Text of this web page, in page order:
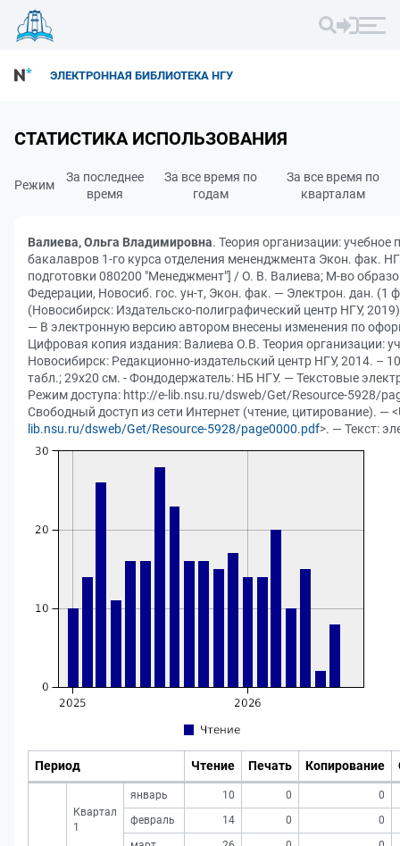
ЭЛЕКТРОННАЯ БИБЛИОТЕКА НГУ
СТАТИСТИКА ИСПОЛЬЗОВАНИЯ
Режим
За последнее
время
За все время по
годам
За все время по
кварталам
Валиева, Ольга Владимировна. Теория организации: учебное
бакалавров 1-го курса отделения мененджмента Экон. фак.
подготовки 080200 "Менеджмент"] / О. В. Валиева; М-во
Федерации, Новосиб. гос. ун-т, Экон. фак. — Электрон. дан. (1
(Новосибирск: Издательско-полиграфический центр НГУ,
— В электронную версию автором внесены изменения по
Цифровая копия издания: Валиева О.В. Теория организации:
Новосибирск: Редакционно-издательский центр НГУ, 2014. –
табл.; 29x20 см. - Фондодержатель: НБ НГУ. — Текстовые
Режим доступа: http://e-lib.nsu.ru/dsweb/Get/Resource-5928/
Свободный доступ из сети Интернет (чтение, цитирование). —
lib.nsu.ru/dsweb/Get/Resource-5928/page0000.pdf>. — Текст:
Период Чтение Печать Копирование
Квартал
1
январь 10 0
0
февраль
14 0
0